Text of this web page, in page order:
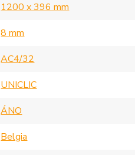
1200 x 396 mm
8 mm
AC4/32
UNICLIC
ÁNO
Belgia